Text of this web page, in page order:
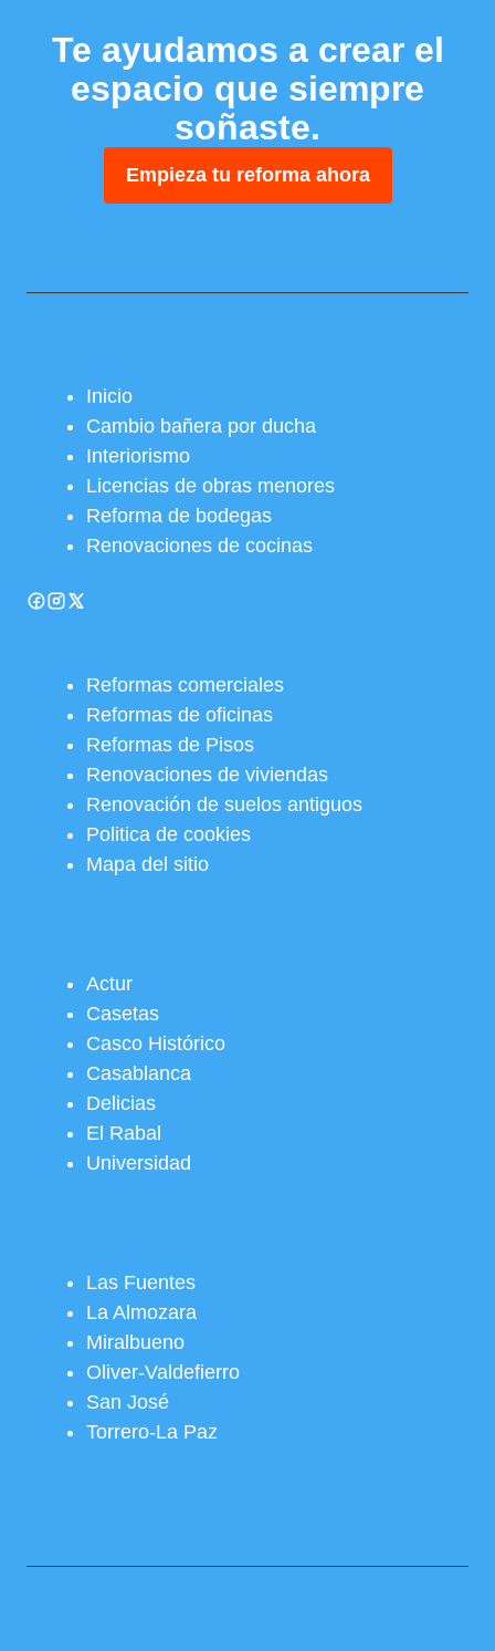
Te ayudamos a crear el
espacio que siempre
soñaste.
Empieza tu reforma ahora
Inicio
Cambio bañera por ducha
Interiorismo
Licencias de obras menores
Reforma de bodegas
Renovaciones de cocinas
Reformas comerciales
Reformas de oficinas
Reformas de Pisos
Renovaciones de viviendas
Renovación de suelos antiguos
Politica de cookies
Mapa del sitio
Actur
Casetas
Casco Histórico
Casablanca
Delicias
El Rabal
Universidad
Las Fuentes
La Almozara
Miralbueno
Oliver-Valdefierro
San José
Torrero-La Paz